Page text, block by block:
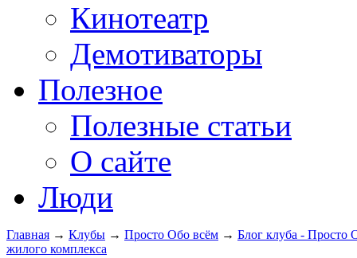
Кинотеатр
Демотиваторы
Полезное
Полезные статьи
О сайте
Люди
Главная → Клубы → Просто Обо всём → Блог клуба - Просто
жилого комплекса